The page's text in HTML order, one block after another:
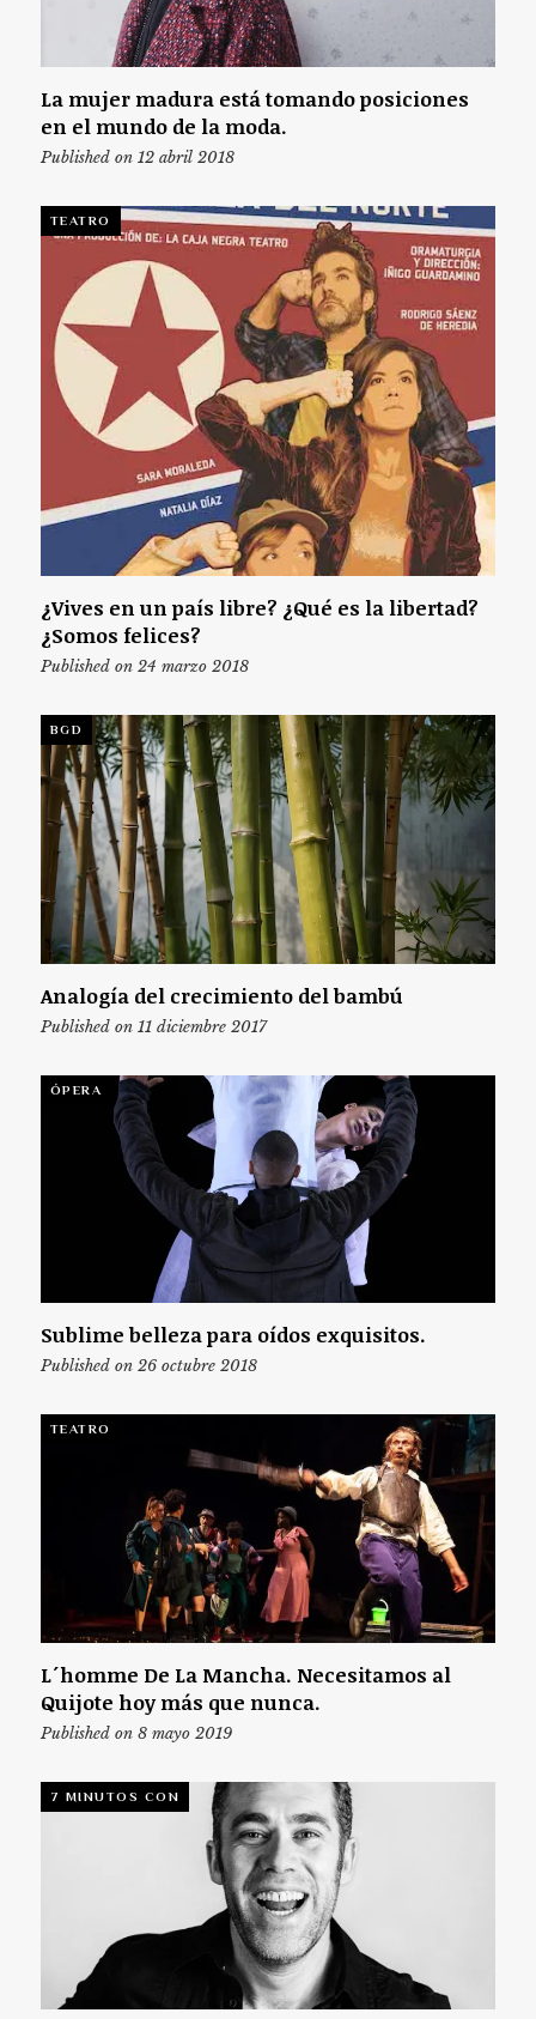
La mujer madura está tomando posiciones
en el mundo de la moda.
Published on 12 abril 2018
TEATRO
¿Vives en un país libre? ¿Qué es la libertad?
¿Somos felices?
Published on 24 marzo 2018
BGD
Analogía del crecimiento del bambú
Published on 11 diciembre 2017
ÓPERA
Sublime belleza para oídos exquisitos.
Published on 26 octubre 2018
TEATRO
L´homme De La Mancha. Necesitamos al
Quijote hoy más que nunca.
Published on 8 mayo 2019
7 MINUTOS CON